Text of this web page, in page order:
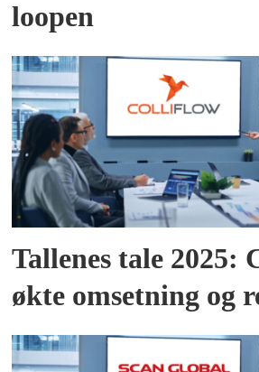
loopen
Tallenes tale 2025:
økte omsetning og